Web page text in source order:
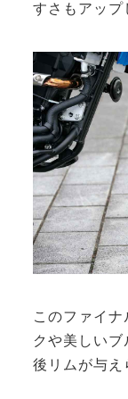
すさもアップ
このファイナ
クや美しい
後リムが与え